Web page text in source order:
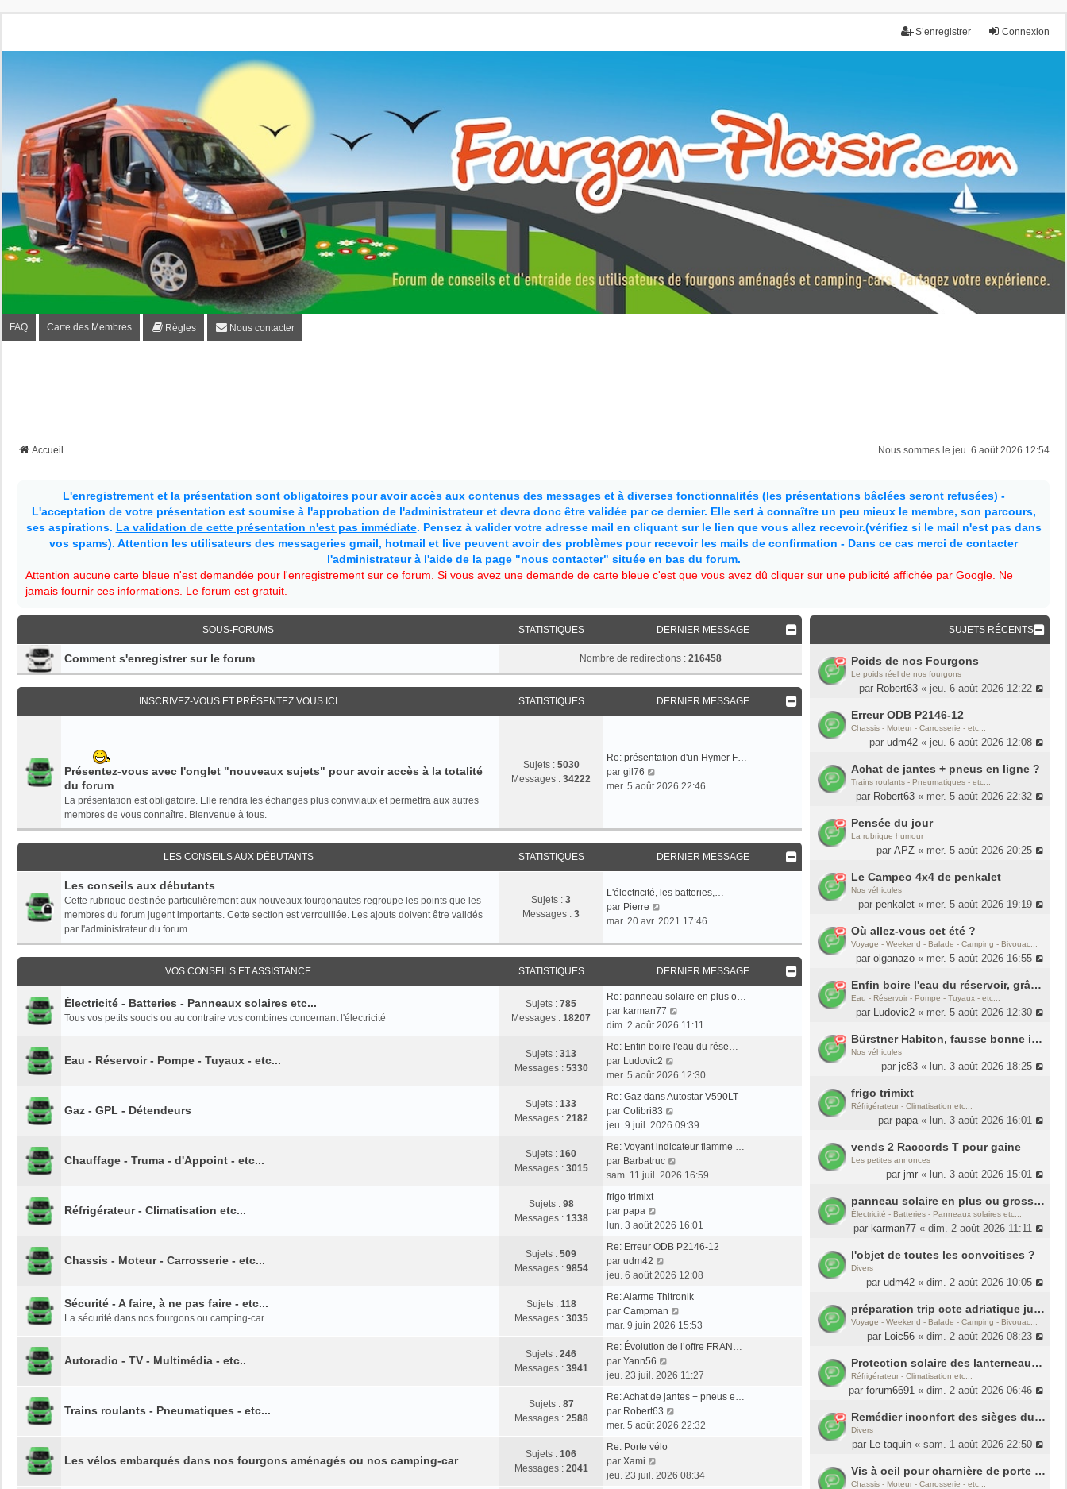
Connexion
S’enregistrer
Fourgon-plaisir.com
Forum de conseils et d'entraide des utilisateurs de fourgons, fourgons aménagés, vans et de camping-car. Partagez votre expérience.
FAQ Carte des Membres Règles Nous contacter
Nous sommes le jeu. 6 août 2026 12:54
Accueil
L'enregistrement et la présentation sont obligatoires pour avoir accès aux contenus des messages et à diverses fonctionnalités (les présentations bâclées seront refusées) -
L'acceptation de votre présentation est soumise à l'approbation de l'administrateur et devra donc être validée par ce dernier. Elle sert à connaître un peu mieux le membre, son parcours,
ses aspirations. La validation de cette présentation n'est pas immédiate. Pensez à valider votre adresse mail en cliquant sur le lien que vous allez recevoir.(vérifiez si le mail n'est pas dans
vos spams). Attention les utilisateurs des messageries gmail, hotmail et live peuvent avoir des problèmes pour recevoir les mails de confirmation - Dans ce cas merci de contacter
l'administrateur à l'aide de la page "nous contacter" située en bas du forum.
Attention aucune carte bleue n'est demandée pour l'enregistrement sur ce forum. Si vous avez une demande de carte bleue c'est que vous avez dû cliquer sur une publicité affichée par Google. Ne
jamais fournir ces informations. Le forum est gratuit.
SUJETS RÉCENTS
Poids de nos Fourgons
Le poids réel de nos fourgons
par Robert63 « jeu. 6 août 2026 12:22
Erreur ODB P2146-12
Chassis - Moteur - Carrosserie - etc...
parudm42 « jeu. 6 août 2026 12:08
Achat de jantes + pneus en ligne ?
Trains roulants - Pneumatiques - etc...
par Robert63 « mer. 5 août 2026 22:32
Pensée du jour
La rubrique humour
parAPZ « mer. 5 août 2026 20:25
Le Campeo 4x4 de penkalet
Nos véhicules
parpenkalet « mer. 5 août 2026 19:19
Où allez-vous cet été ?
Voyage - Weekend - Balade - Camping - Bivouac...
parolganazo « mer. 5 août 2026 16:55
Enfin boire l'eau du réservoir, grâce à Seagull IV
Eau - Réservoir - Pompe - Tuyaux - etc...
par Ludovic2 « mer. 5 août 2026 12:30
Bürstner Habiton, fausse bonne idée ??
Nos véhicules
par jc83 « lun. 3 août 2026 18:25
frigo trimixt
Réfrigérateur - Climatisation etc...
parpapa « lun. 3 août 2026 16:01
vends 2 Raccords T pour gaine
Les petites annonces
par jmr « lun. 3 août 2026 15:01
panneau solaire en plus ou grosse batterie, vous mettriez le budget où ?
Électricité - Batteries - Panneaux solaires etc...
par karman77 « dim. 2 août 2026 11:11
l'objet de toutes les convoitises ?
Divers
parudm42 « dim. 2 août 2026 10:05
préparation trip cote adriatique jusqu'au Peloponèse
Voyage - Weekend - Balade - Camping - Bivouac...
par Loic56 « dim. 2 août 2026 08:23
Protection solaire des lanterneaux (anti chaleur)
Réfrigérateur - Climatisation etc...
parforum6691 « dim. 2 août 2026 06:46
Remédier inconfort des sièges ducato
Divers
par Le taquin « sam. 1 août 2026 22:50
Vis à oeil pour charnière de porte arrière
Chassis - Moteur - Carrosserie - etc...
SOUS-FORUMS STATISTIQUES DERNIER MESSAGE
Comment s'enregistrer sur le forum Nombre de redirections : 216458
INSCRIVEZ-VOUS ET PRÉSENTEZ VOUS ICI STATISTIQUES DERNIER MESSAGE
Présentez-vous avec l'onglet "nouveaux sujets" pour avoir accès à la totalité
du forum
La présentation est obligatoire. Elle rendra les échanges plus conviviaux et permettra aux autres
membres de vous connaître. Bienvenue à tous.
Sujets : 5030
Messages : 34222
Re: présentation d'un Hymer F…
par gil76
o
l
e
d
e
n
i
e
r
m
e
s
s
a
g
e
mer. 5 août 2026 22:46
LES CONSEILS AUX DÉBUTANTS STATISTIQUES DERNIER MESSAGE
Les conseils aux débutants
Cette rubrique destinée particulièrement aux nouveaux fourgonautes regroupe les points que les
membres du forum jugent importants. Cette section est verrouillée. Les ajouts doivent être validés
par l'administrateur du forum.
Sujets : 3
Messages : 3
L'électricité, les batteries,…
par Pierre
o
r
e
e
r
i
e
r
m
e
s
a
g
e
mar. 20 avr. 2021 17:46
VOS CONSEILS ET ASSISTANCE STATISTIQUES DERNIER MESSAGE
Électricité - Batteries - Panneaux solaires etc...
Tous vos petits soucis ou au contraire vos combines concernant l'électricité
Sujets : 785
Messages : 18207
Re: panneau solaire en plus o…
par karman77
o
r
e
d
r
i
r
s
a
e
dim. 2 août 2026 11:11
Eau - Réservoir - Pompe - Tuyaux - etc... Sujets : 313
Messages : 5330
Re: Enfin boire l'eau du rése…
par Ludovic2
o
r
e
d
e
r
r
m
s
a
g
e
mer. 5 août 2026 12:30
Gaz - GPL - Détendeurs Sujets : 133
Messages : 2182
Re: Gaz dans Autostar V590LT
par Colibri83
o
r
l
e
r
r
m
e
s
a
e
jeu. 9 juil. 2026 09:39
Chauffage - Truma - d'Appoint - etc... Sujets : 160
Messages : 3015
Re: Voyant indicateur flamme …
par Barbatruc
o
e
d
r
i
e
r
m
s
a
e
sam. 11 juil. 2026 16:59
Réfrigérateur - Climatisation etc... Sujets : 98
Messages : 1338
frigo trimixt
par papa
o
r
l
e
d
e
r
i
e
r
m
e
s
a
e
lun. 3 août 2026 16:01
Chassis - Moteur - Carrosserie - etc... Sujets : 509
Messages : 9854
Re: Erreur ODB P2146-12
par udm42
o
r
l
e
d
e
r
i
e
r
m
s
jeu. 6 août 2026 12:08
Sécurité - A faire, à ne pas faire - etc...
La sécurité dans nos fourgons ou camping-car
Sujets : 118
Messages : 3035
Re: Alarme Thitronik
par Campman
o
r
e
d
r
r
mar. 9 juin 2026 15:53
Autoradio - TV - Multimédia - etc.. Sujets : 246
Messages : 3941
Re: Évolution de l’offre FRAN…
par Yann56
o
r
l
e
r
jeu. 23 juil. 2026 11:27
Trains roulants - Pneumatiques - etc... Sujets : 87
Messages : 2588
Re: Achat de jantes + pneus e…
par Robert63
o
e
mer. 5 août 2026 22:32
Les vélos embarqués dans nos fourgons aménagés ou nos camping-car Sujets : 106
Messages : 2041
Re: Porte vélo
par Xami
o
jeu. 23 juil. 2026 08:34